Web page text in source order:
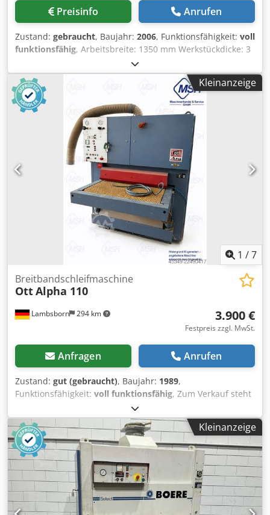
Preisinfo Anrufen
Zustand: gebraucht, Baujahr: 2006, Funktionsfähigkeit: voll
funktionsfähig, Arbeitsbreite: 1350 mm Werkstückdicke: 3
- 160 mm Dsdpfxeztac Ao Aclsck Schleifbandbreite: 1370
mm Schleifbandlänge: 2150 mm Antriebsmotoren:
Aggregat 1: 15 kW Aggregat 2: 7,5 kW
Gesamtanschlusswert: ca. 28 kW
Kleinanzeige
1 /7
Lambsborn 294 km
Breitbandschleifmaschine
OttAlpha 110
3.900 €
Festpreis zzgl. MwSt.
Anfragen Anrufen
Zustand: gut (gebraucht), Baujahr: 1989,
Funktionsfähigkeit: voll funktionsfähig, Zum Verkauf steht
eine OTT Alpha Breitbandschleifmaschine in robuster
Industrieausführung. Die Maschine eignet sich
hervorragend für Kalibrier- und Feinschliffarbeiten an
Massivholz, Furnier, MDF, Spanplatten und weiteren
Holzwerkstoffen. Die bewährte OTT-Technik überzeugt
durch ihre stabile Bauweise und zuverlässige
Schleifergebnisse. Hersteller: OTT Typ: Alpha 110
Breitbandschleifmaschine Kalibrier- und
Feinschliffmaschine Robuste Industrieausführung Maße in
Kleinanzeige